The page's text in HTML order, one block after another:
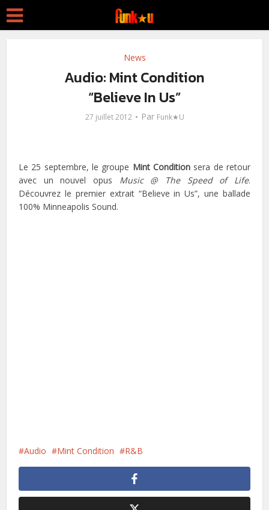
News
Audio: Mint Condition
“Believe In Us”
27 juillet 2012 Par Funk★U
Le 25 septembre, le groupe Mint Condition sera de retour
avec un nouvel opus Music @ The Speed of Life.
Découvrez le premier extrait “Believe in Us”, une ballade
100% Minneapolis Sound.
Audio Mint Condition R&B